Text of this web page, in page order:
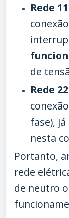
Rede
de
Rede
fase),
nesta
Portanto,
rede
de neutro